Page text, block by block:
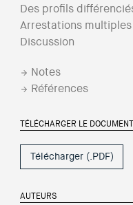
Des profils
Arrestations
Discussion
Notes
Références
TÉLÉCHARGER LE DOCUMENT
Télécharger (.PDF)
AUTEURS